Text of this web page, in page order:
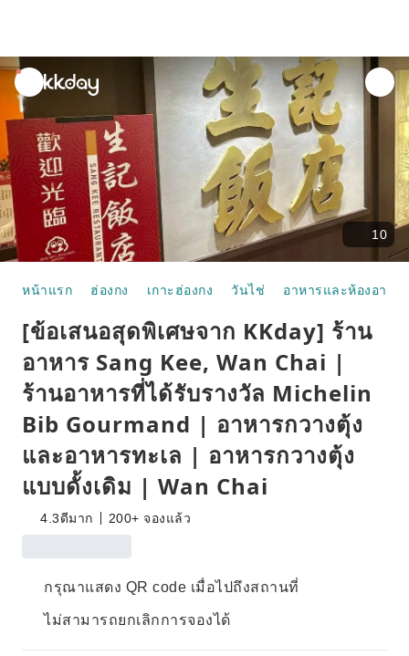
unread
notifications
10
หน้าแรก ฮ่องกง เกาะฮ่องกง วันไช่ อาหารและห้องอาหา
[ข้อเสนอสุดพิเศษจาก KKday] ร้าน
อาหาร Sang Kee, Wan Chai |
ร้านอาหารที่ได้รับรางวัล Michelin
Bib Gourmand | อาหารกวางตุ้ง
และอาหารทะเล | อาหารกวางตุ้ง
แบบดั้งเดิม | Wan Chai
4.3ดีมาก 200+ จองแล้ว
กรุณาแสดง QR code เมื่อไปถึงสถานที่
ไม่สามารถยกเลิกการจองได้